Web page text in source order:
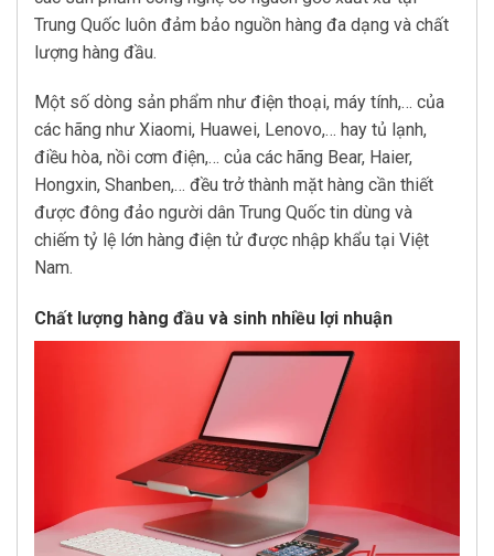
Trung Quốc luôn đảm bảo nguồn hàng đa dạng và chất
lượng hàng đầu.
Một số dòng sản phẩm như điện thoại, máy tính,… của
các hãng như Xiaomi, Huawei, Lenovo,… hay tủ lạnh,
điều hòa, nồi cơm điện,… của các hãng Bear, Haier,
Hongxin, Shanben,… đều trở thành mặt hàng cần thiết
được đông đảo người dân Trung Quốc tin dùng và
chiếm tỷ lệ lớn hàng điện tử được nhập khẩu tại Việt
Nam.
Chất lượng hàng đầu và sinh nhiều lợi nhuận